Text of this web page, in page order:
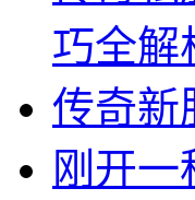
巧全解
传奇新
刚开